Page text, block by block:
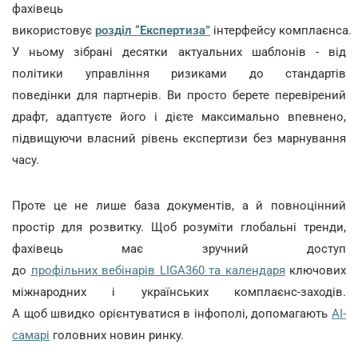
фахівець
використовує розділ “Експертиза” інтерфейсу комплаєнса.
У ньому зібрані десятки актуальних шаблонів - від
політики управління ризиками до стандартів
поведінки для партнерів. Ви просто берете перевірений
драфт, адаптуєте його і дієте максимально впевнено,
підвищуючи власний рівень експертизи без марнування
часу.
Проте це не лише база документів, а й повноцінний
простір для розвитку. Щоб розуміти глобальні тренди,
фахівець має зручний доступ
до профільних вебінарів LIGA360 та календаря ключових
міжнародних і українських комплаєнс-заходів.
А щоб швидко орієнтуватися в інфополі, допомагають АІ-
самарі головних новин ринку.